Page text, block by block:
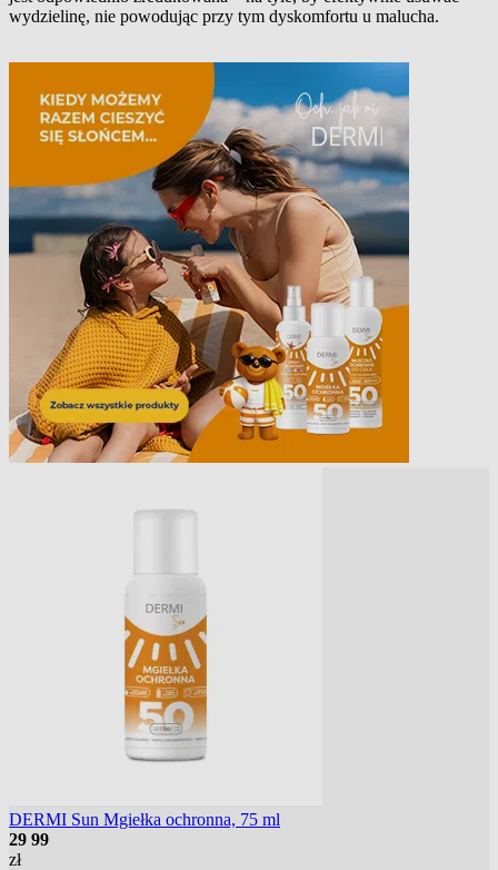
wydzielinę, nie powodując przy tym dyskomfortu u malucha.
DERMI Sun Mgiełka ochronna, 75 ml
29 99
zł